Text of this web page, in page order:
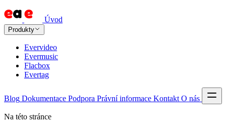
Úvod
Produkty
Evervideo
Evermusic
Flacbox
Evertag
Blog Dokumentace Podpora Právní informace Kontakt O nás
Na této stránce